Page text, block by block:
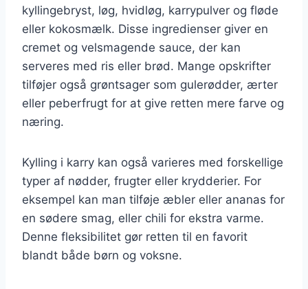
kyllingebryst, løg, hvidløg, karrypulver og fløde
eller kokosmælk. Disse ingredienser giver en
cremet og velsmagende sauce, der kan
serveres med ris eller brød. Mange opskrifter
tilføjer også grøntsager som gulerødder, ærter
eller peberfrugt for at give retten mere farve og
næring.
Kylling i karry kan også varieres med forskellige
typer af nødder, frugter eller krydderier. For
eksempel kan man tilføje æbler eller ananas for
en sødere smag, eller chili for ekstra varme.
Denne fleksibilitet gør retten til en favorit
blandt både børn og voksne.